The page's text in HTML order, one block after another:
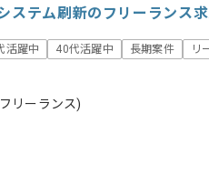
ステム刷新のフリーランス
活躍中 40代活躍中 長期案件
リ
リーランス)